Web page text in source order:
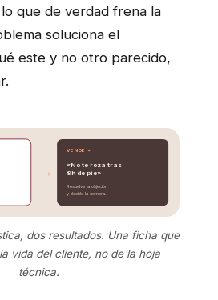
que de verdad frena la
soluciona el
este y no otro parecido,
→
VENDE ✓
«No te roza tras
8h de pie»
Resuelve la objeción
y decide la compra.
dos resultados. Una ficha que
vida del cliente, no de la hoja
técnica.